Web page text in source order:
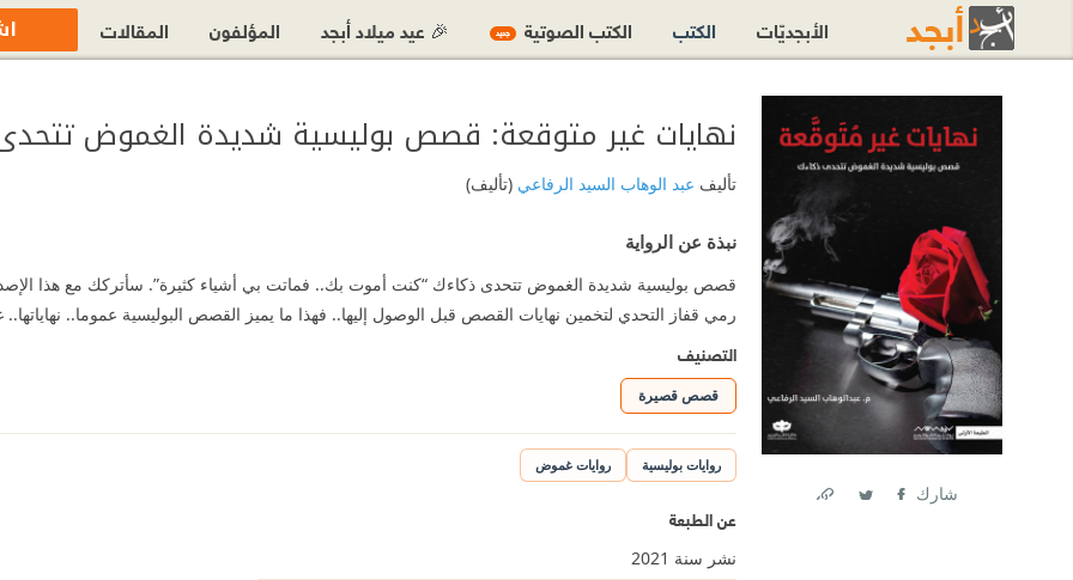
شارك
نهايات غير متوقعة: قصص بوليسية شديدة الغموض
تأليف عبد الوهاب السيد الرفاعي(تأليف)
نبذة عن الرواية
قصص بوليسية شديدة الغموض تتحدى ذكاءك “كنت أموت بك.. فماتت بي أشياء كثيرة”. سأتركك مع هذا
رمي قفاز التحدي لتخمين نهايات القصص قبل الوصول إليها.. فهذا ما يميز القصص البوليسية عموما.. نهاياتها..
التصنيف
قصص قصيرة
روايات بوليسية روايات غموض
عن الطبعة
نشر سنة 2021
الأبجديّات الكتب الكتب الصوتية جديد 🎉 عيد ميلاد أبجد المؤلفون المقالات